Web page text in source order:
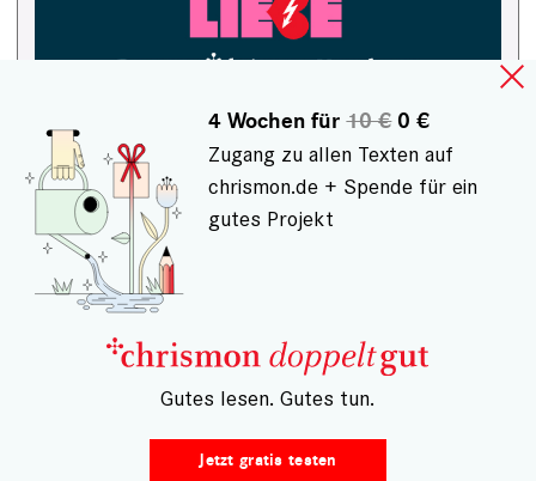
HÄUFIG GELESEN
4 Wochen für10 €0 €
Zugang zu allen Texten auf
chrismon.de + Spende für ein
gutes Projekt
– Gutes lesen. Gutes tun.
Jetzt gratis testen